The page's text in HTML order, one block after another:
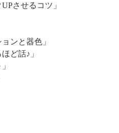
させるコツ」
ンと器色」
ど話♪」